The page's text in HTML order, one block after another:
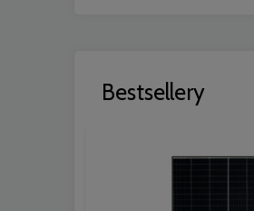
Bestsellery